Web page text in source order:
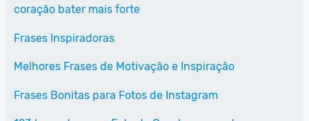
coração bater mais forte
Frases Inspiradoras
Melhores Frases de Motivação e Inspiração
Frases Bonitas para Fotos de Instagram